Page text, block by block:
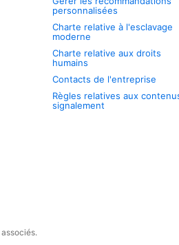
personnalisées
Charte relative à l'esclavage
moderne
Charte relative aux droits
humains
Contacts de l'entreprise
Règles relatives aux
signalement